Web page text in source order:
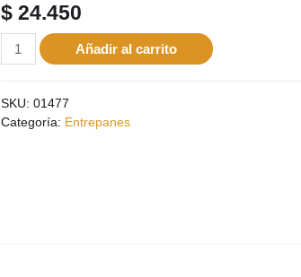
$24.450
Añadir al carrito
SKU: 01477
Categoría: Entrepanes